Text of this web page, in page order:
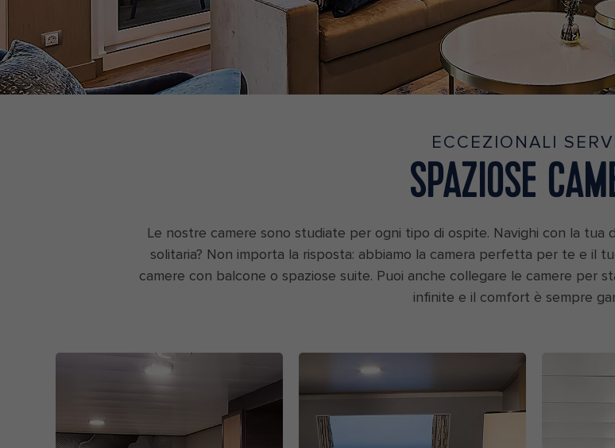
ECCEZIONALI
SPAZIOSE
Le nostre camere sono studiate per ogni tipo di ospite. Navighi con la tua
solitaria? Non importa la risposta: abbiamo la camera perfetta per te e il
camere con balcone o spaziose suite. Puoi anche collegare le camere per
infinite e il comfort è sempre